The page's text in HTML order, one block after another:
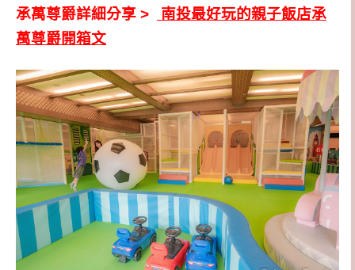
承萬尊爵詳細分享 >
南投最好玩的親子飯店承
萬尊爵開箱文